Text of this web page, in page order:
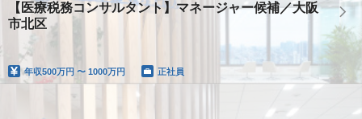
【医療税務コンサルタント】マネージャー候補／大阪
市北区
年収500万円 〜 1000万円 正社員